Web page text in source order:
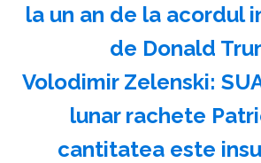
la un an de la acordul
de Donald
Volodimir Zelenski:
lunar rachete
cantitatea este